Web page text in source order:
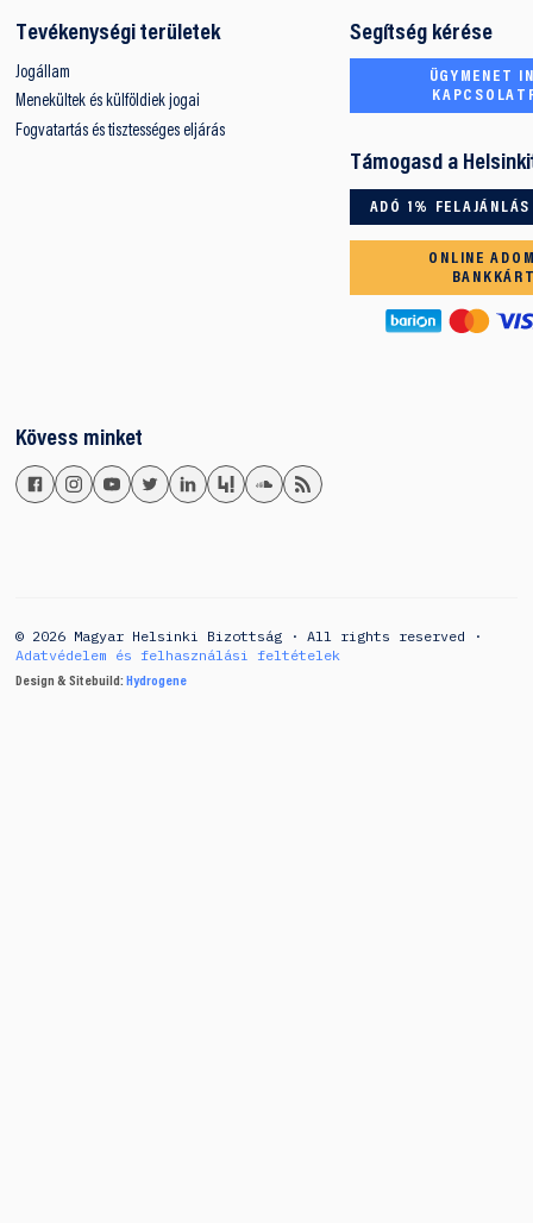
Tevékenységi területek
Jogállam
Menekültek és külföldiek jogai
Fogvatartás és tisztességes eljárás
Segítség kérése
ÜGYMENET
Támogasd a
ADÓ 1% FELAJÁNLÁS
ONLINE
Kövess minket
© 2026 Magyar Helsinki Bizottság · All rights reserved ·
Adatvédelem és felhasználási feltételek
Design & Sitebuild: Hydrogene